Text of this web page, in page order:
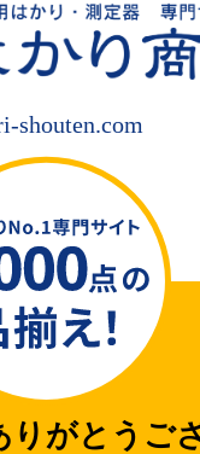
りがとうご
shouten.com